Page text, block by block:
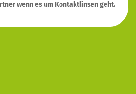
wenn es um Kontaktlinsen geht.